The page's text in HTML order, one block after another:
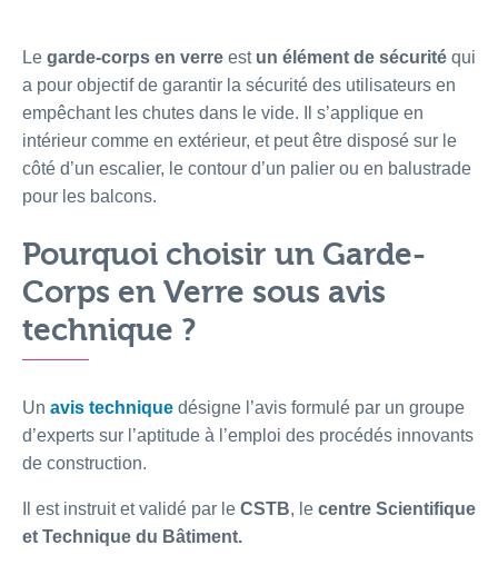
Le garde-corps en verre est un élément de sécurité qui
a pour objectif de garantir la sécurité des utilisateurs en
empêchant les chutes dans le vide. Il s’applique en
intérieur comme en extérieur, et peut être disposé sur le
côté d’un escalier, le contour d’un palier ou en balustrade
pour les balcons.
Pourquoi choisir un Garde-
Corps en Verre sous avis
technique ?
Un avis technique désigne l’avis formulé par un groupe
d’experts sur l’aptitude à l’emploi des procédés innovants
de construction.
Il est instruit et validé par le CSTB, le centre Scientifique
et Technique du Bâtiment.